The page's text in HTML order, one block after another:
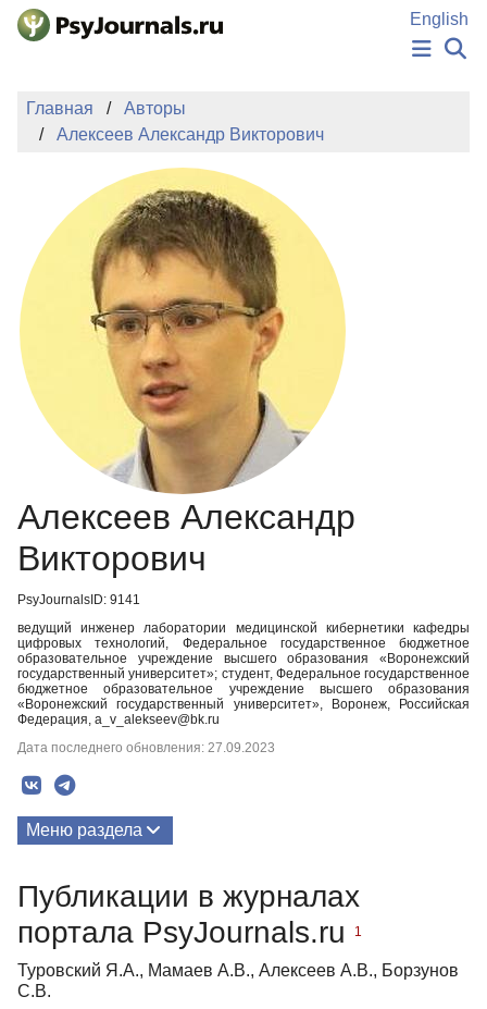
Перейти к основному содержанию
English
ИЗДАНИЯ
АВТОРЫ
ПОДАТЬ РУКОПИСЬ
БАЗА ЗНАНИЙ
КЛЮЧЕВЫЕ СЛОВА
Регистрация
Главная
Авторы
Алексеев Александр Викторович
Алексеев Александр
Викторович
PsyJournalsID: 9141
ведущий инженер лаборатории медицинской кибернетики кафедры
цифровых технологий, Федеральное государственное бюджетное
образовательное учреждение высшего образования «Воронежский
государственный университет»; студент, Федеральное государственное
бюджетное образовательное учреждение высшего образования
«Воронежский государственный университет», Воронеж, Российская
Федерация, a_v_alekseev@bk.ru
Дата последнего обновления: 27.09.2023
Меню раздела
Публикации в журналах
портала PsyJournals.ru
1
Туровский Я.А., Мамаев А.В., Алексеев А.В., Борзунов
С.В.